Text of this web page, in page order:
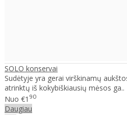
SOLO konservai
Sudėtyje yra gerai virškinamų
atrinktų iš kokybiškiausių mėsos ga..
Nuo €1 90
Daugiau